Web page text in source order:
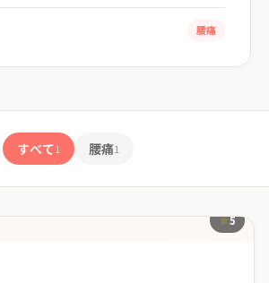
腰痛
すべて1 腰痛1
一覧 5